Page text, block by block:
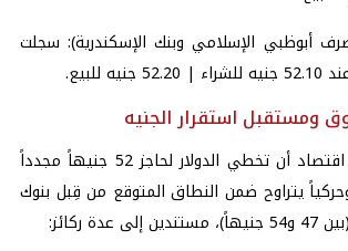
أبوظبي الإسلامي وبنك الإسكندرية): سجلت
ومستقبل استقرار الجنيه
يرى محللون وخبراء اقتصاد أن تخطي الدولار لحاجز 52 جنيهاً مجدداً
يتراوح ضمن النطاق المتوقع من قِبل بنوك
ركائز: